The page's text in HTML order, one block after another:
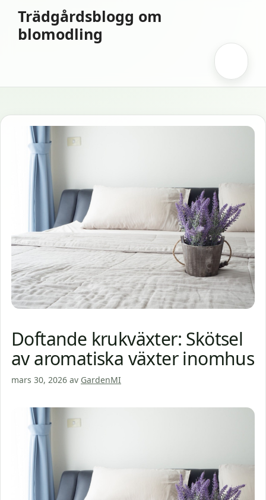
innehåll
Trädgårdsblogg om
blomodling
Doftande krukväxter: Skötsel
av aromatiska växter inomhus
mars 30, 2026 av GardenMI